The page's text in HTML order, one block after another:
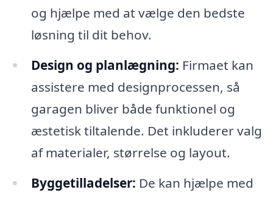
og hjælpe med at vælge den bedste
løsning til dit behov.
Design og planlægning: Firmaet kan
assistere med designprocessen, så
garagen bliver både funktionel og
æstetisk tiltalende. Det inkluderer valg
af materialer, størrelse og layout.
Byggetilladelser: De kan hjælpe med